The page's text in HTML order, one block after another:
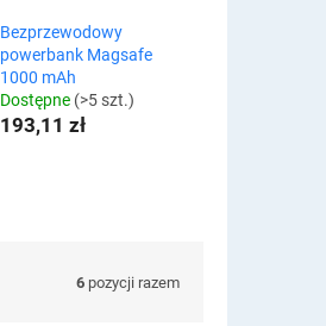
Bezprzewodowy
powerbank Magsafe
1000 mAh
Dostępne (>5 szt.)
193,11 zł
6 pozycji razem